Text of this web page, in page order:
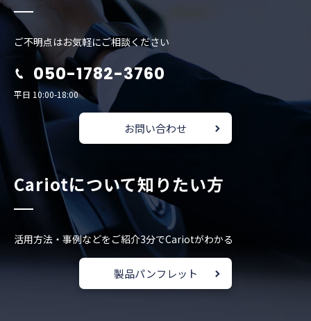
ご不明点はお気軽にご相談ください
050-1782-3760
平日 10:00-18:00
お問い合わせ
Cariotについて知りたい方
活用方法・事例などをご紹介3分でCariotがわかる
製品パンフレット